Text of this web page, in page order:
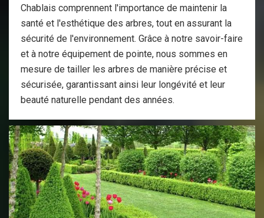
Chablais comprennent l'importance de maintenir la
santé et l'esthétique des arbres, tout en assurant la
sécurité de l'environnement. Grâce à notre savoir-faire
et à notre équipement de pointe, nous sommes en
mesure de tailler les arbres de manière précise et
sécurisée, garantissant ainsi leur longévité et leur
beauté naturelle pendant des années.